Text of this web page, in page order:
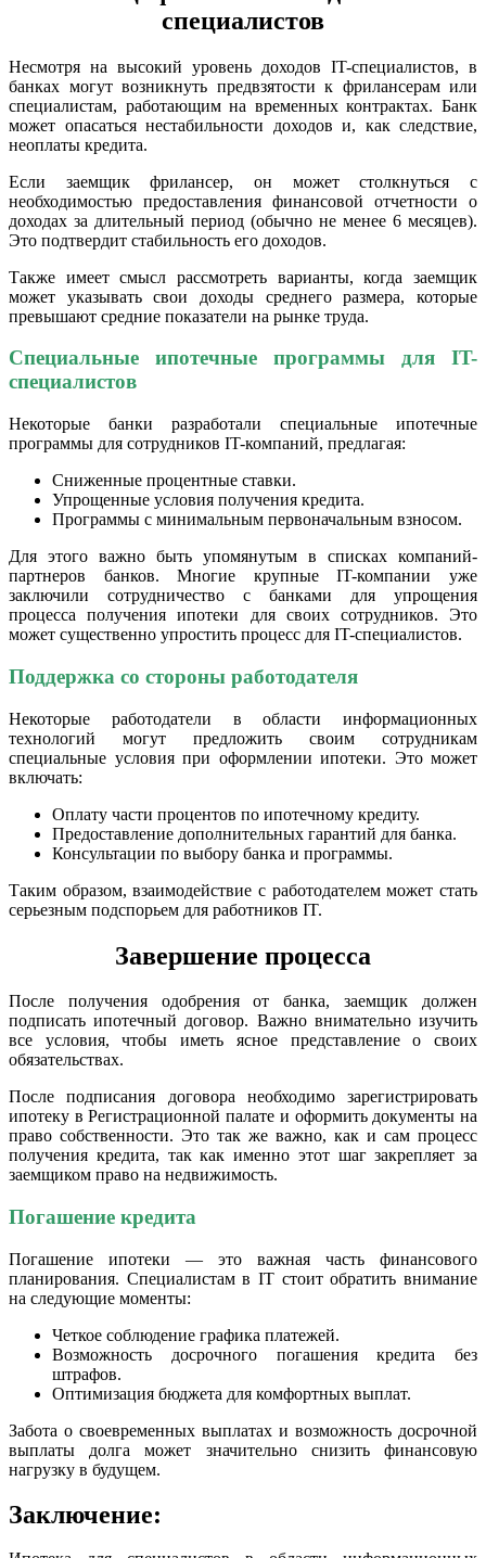
специалистов
Несмотря на высокий уровень доходов IT-специалистов, в
банках могут возникнуть предвзятости к фрилансерам или
специалистам, работающим на временных контрактах. Банк
может опасаться нестабильности доходов и, как следствие,
неоплаты кредита.
Если заемщик фрилансер, он может столкнуться с
необходимостью предоставления финансовой отчетности о
доходах за длительный период (обычно не менее 6 месяцев).
Это подтвердит стабильность его доходов.
Также имеет смысл рассмотреть варианты, когда заемщик
может указывать свои доходы среднего размера, которые
превышают средние показатели на рынке труда.
Специальные ипотечные программы для IT-
специалистов
Некоторые банки разработали специальные ипотечные
программы для сотрудников IT-компаний, предлагая:
Сниженные процентные ставки.
Упрощенные условия получения кредита.
Программы с минимальным первоначальным взносом.
Для этого важно быть упомянутым в списках компаний-
партнеров банков. Многие крупные IT-компании уже
заключили сотрудничество с банками для упрощения
процесса получения ипотеки для своих сотрудников. Это
может существенно упростить процесс для IT-специалистов.
Поддержка со стороны работодателя
Некоторые работодатели в области информационных
технологий могут предложить своим сотрудникам
специальные условия при оформлении ипотеки. Это может
включать:
Оплату части процентов по ипотечному кредиту.
Предоставление дополнительных гарантий для банка.
Консультации по выбору банка и программы.
Таким образом, взаимодействие с работодателем может стать
серьезным подспорьем для работников IT.
Завершение процесса
После получения одобрения от банка, заемщик должен
подписать ипотечный договор. Важно внимательно изучить
все условия, чтобы иметь ясное представление о своих
обязательствах.
После подписания договора необходимо зарегистрировать
ипотеку в Регистрационной палате и оформить документы на
право собственности. Это так же важно, как и сам процесс
получения кредита, так как именно этот шаг закрепляет за
заемщиком право на недвижимость.
Погашение кредита
Погашение ипотеки — это важная часть финансового
планирования. Специалистам в IT стоит обратить внимание
на следующие моменты:
Четкое соблюдение графика платежей.
Возможность досрочного погашения кредита без
штрафов.
Оптимизация бюджета для комфортных выплат.
Забота о своевременных выплатах и возможность досрочной
выплаты долга может значительно снизить финансовую
нагрузку в будущем.
Заключение: